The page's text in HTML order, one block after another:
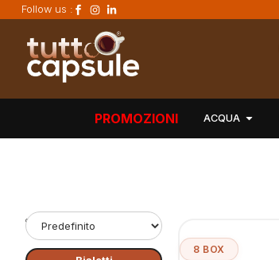
Follow us :
PROMOZIONI ACQUA
Ordinamento:
8 BOX